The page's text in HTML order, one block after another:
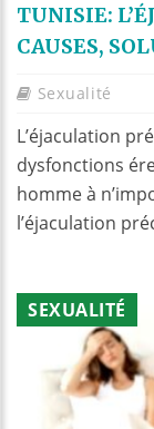
TUNISIE:
CAUSES,
Sexualité
L’éjaculation
dysfonctions
homme à
l’éjaculation
SEXUALITÉ